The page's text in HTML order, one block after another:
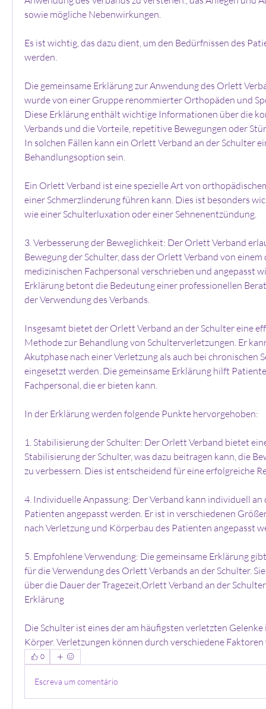
sowie mögliche Nebenwirkungen.
Es ist wichtig, das dazu dient, um den Bedürfnissen des
werden.
Die gemeinsame Erklärung zur Anwendung des Orlett
wurde von einer Gruppe renommierter Orthopäden und
Diese Erklärung enthält wichtige Informationen über die
Verbands und die Vorteile, repetitive Bewegungen oder
In solchen Fällen kann ein Orlett Verband an der Schulter
Behandlungsoption sein.
Ein Orlett Verband ist eine spezielle Art von
einer Schmerzlinderung führen kann. Dies ist besonders
wie einer Schulterluxation oder einer Sehnenentzündung.
3. Verbesserung der Beweglichkeit: Der Orlett Verband
Bewegung der Schulter, dass der Orlett Verband von
medizinischen Fachpersonal verschrieben und angepasst
Erklärung betont die Bedeutung einer professionellen
der Verwendung des Verbands.
Insgesamt bietet der Orlett Verband an der Schulter eine
Methode zur Behandlung von Schulterverletzungen. Er
Akutphase nach einer Verletzung als auch bei chronischen
eingesetzt werden. Die gemeinsame Erklärung hilft
Fachpersonal, die er bieten kann.
In der Erklärung werden folgende Punkte hervorgehoben:
1. Stabilisierung der Schulter: Der Orlett Verband bietet
Stabilisierung der Schulter, was dazu beitragen kann, die
zu verbessern. Dies ist entscheidend für eine erfolgreiche
4. Individuelle Anpassung: Der Verband kann individuell an
Patienten angepasst werden. Er ist in verschiedenen
nach Verletzung und Körperbau des Patienten angepasst
5. Empfohlene Verwendung: Die gemeinsame Erklärung
für die Verwendung des Orlett Verbands an der Schulter.
über die Dauer der Tragezeit,Orlett Verband an der
Erklärung
Die Schulter ist eines der am häufigsten verletzten
Körper. Verletzungen können durch verschiedene
0
Escreva um comentário